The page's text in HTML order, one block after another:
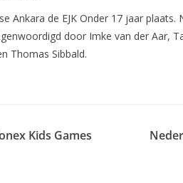
Ankara de EJK Onder 17 jaar
door Imke van der Aar,
Thomas Sibbald.
Kids Games